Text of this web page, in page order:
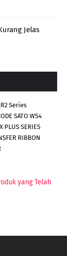
Jelas
Series
SATO WS4
PLUS SERIES
RIBBON
yang Telah